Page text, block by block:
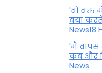
'वो वक्त
बयां
News18
'मैं वापस
कब और
News